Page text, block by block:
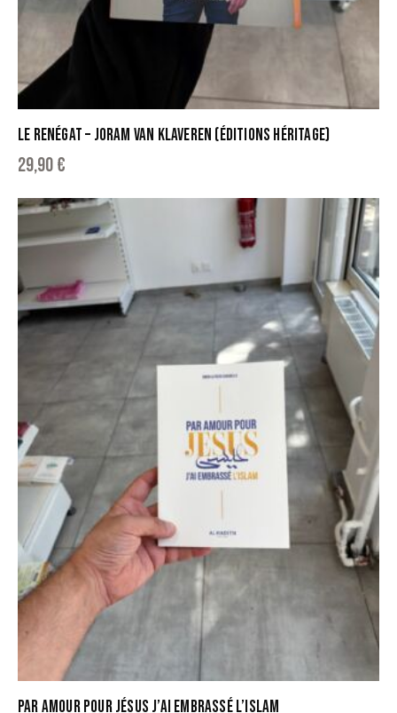
LE RENÉGAT – JORAM VAN KLAVEREN (ÉDITIONS HÉRITAGE)
29,90€
PAR AMOUR POUR JÉSUS J’AI EMBRASSÉ L’ISLAM